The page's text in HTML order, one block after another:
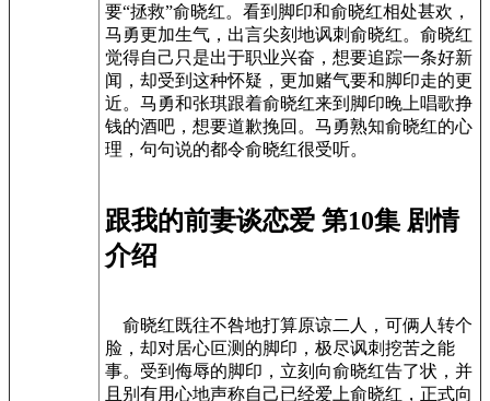
要“拯救”俞晓红。看到脚印和俞晓红相处甚欢，
马勇更加生气，出言尖刻地讽刺俞晓红。俞晓红
觉得自己只是出于职业兴奋，想要追踪一条好新
闻，却受到这种怀疑，更加赌气要和脚印走的更
近。马勇和张琪跟着俞晓红来到脚印晚上唱歌挣
钱的酒吧，想要道歉挽回。马勇熟知俞晓红的心
理，句句说的都令俞晓红很受听。
跟我的前妻谈恋爱 第10集 剧情
介绍
俞晓红既往不咎地打算原谅二人，可俩人转个
脸，却对居心叵测的脚印，极尽讽刺挖苦之能
事。受到侮辱的脚印，立刻向俞晓红告了状，并
且别有用心地声称自己已经爱上俞晓红，正式向